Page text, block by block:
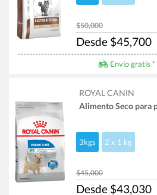
$50,000
Desde $45,700
Envío gratis *
ROYAL CANIN
Alimento Seco para
3kgs 2 x 1 kg
$45,000
Desde $43,030